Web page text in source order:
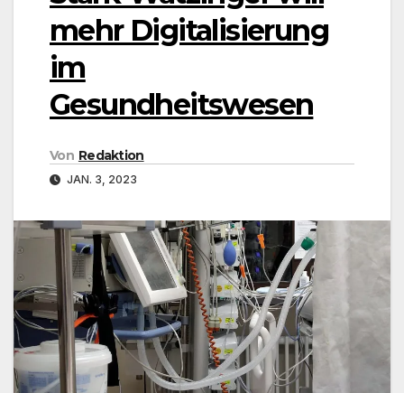
mehr Digitalisierung
im
Gesundheitswesen
Von Redaktion
JAN. 3, 2023